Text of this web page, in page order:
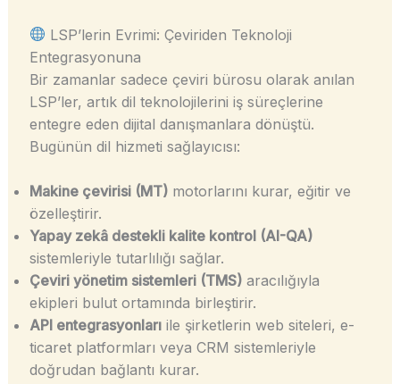
LSP’lerin Evrimi: Çeviriden Teknoloji
Entegrasyonuna
Bir zamanlar sadece çeviri bürosu olarak anılan
LSP’ler, artık dil teknolojilerini iş süreçlerine
entegre eden dijital danışmanlara dönüştü.
Bugünün dil hizmeti sağlayıcısı:
Makine çevirisi (MT)motorlarını kurar, eğitir ve
özelleştirir.
Yapay zekâ destekli kalite kontrol (AI-QA)
sistemleriyle tutarlılığı sağlar.
Çeviri yönetim sistemleri (TMS)aracılığıyla
ekipleri bulut ortamında birleştirir.
API entegrasyonlarıile şirketlerin web siteleri, e-
ticaret platformları veya CRM sistemleriyle
doğrudan bağlantı kurar.